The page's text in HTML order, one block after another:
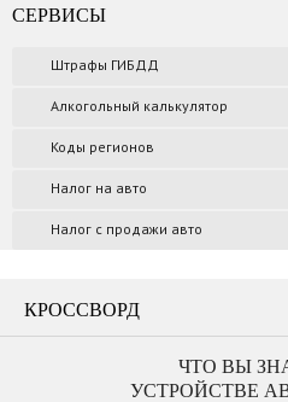
СЕРВИСЫ
Штрафы ГИБДД
Алкогольный калькулятор
Коды регионов
Налог на авто
Налог с продажи авто
КРОССВОРД
ЧТО ВЫ
УСТРОЙСТВЕ